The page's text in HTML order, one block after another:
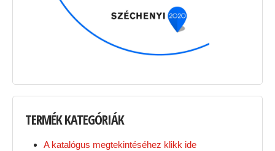
TERMÉKKATEGÓRIÁK
A katalógus megtekintéséhez klikk ide